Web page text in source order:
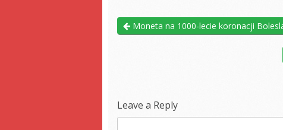
Moneta na 1000-lecie koronacji
Leave a Reply